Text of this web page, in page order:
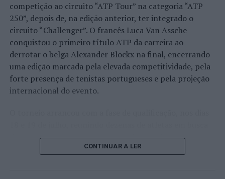
competição ao circuito “ATP Tour” na categoria “ATP
250”, depois de, na edição anterior, ter integrado o
circuito “Challenger”. O francês Luca Van Assche
conquistou o primeiro título ATP da carreira ao
derrotar o belga Alexander Blockx na final, encerrando
uma edição marcada pela elevada competitividade, pela
forte presença de tenistas portugueses e pela projeção
internacional do evento.
de um lugar no quadro principal. A cerimónia de
abertura contou com a presença do presidente da
CONTINUAR A LER